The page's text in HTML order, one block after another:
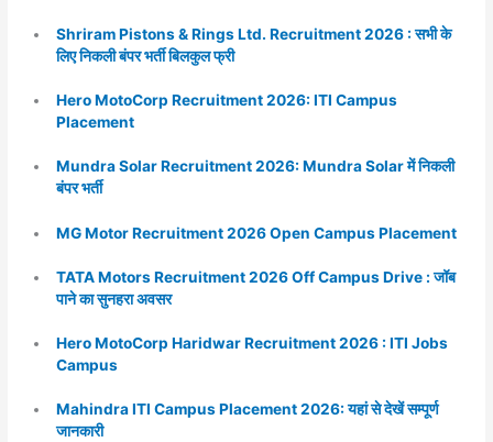
Shriram Pistons & Rings Ltd. Recruitment 2026 : सभी के
लिए निकली बंपर भर्ती बिलकुल फ्री
Hero MotoCorp Recruitment 2026: ITI Campus
Placement
Mundra Solar Recruitment 2026: Mundra Solar में निकली
बंपर भर्ती
MG Motor Recruitment 2026 Open Campus Placement
TATA Motors Recruitment 2026 Off Campus Drive : जॉब
पाने का सुनहरा अवसर
Hero MotoCorp Haridwar Recruitment 2026 : ITI Jobs
Campus
Mahindra ITI Campus Placement 2026: यहां से देखें सम्पूर्ण
जानकारी